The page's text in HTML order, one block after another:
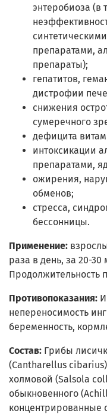
энтеробиоза (в
препаратами,
препараты);
гепатитов,
дистрофии
снижения
сумеречного
дефицита
интоксикации
препаратами,
ожирения,
обменов;
стресса,
бессонницы.
Применение:
раза в день, за 20-30
Продолжительность
Противопоказания:
непереносимость
беременность,
Состав: Грибы
(Cantharellus
холмовой (Salsola
обыкновенного
концентрированные